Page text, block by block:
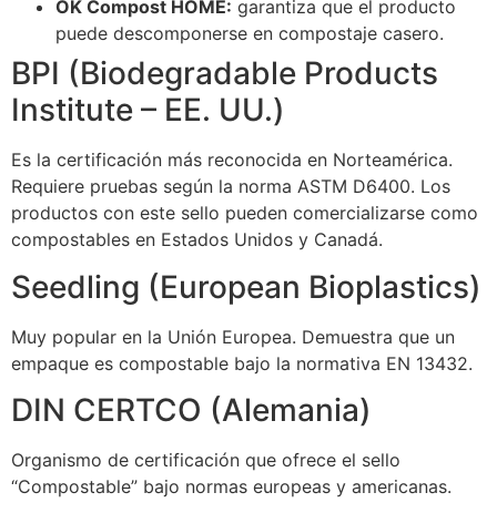
OK Compost HOME: garantiza que el producto
puede descomponerse en compostaje casero.
BPI (Biodegradable Products
Institute – EE. UU.)
Es la certificación más reconocida en Norteamérica.
Requiere pruebas según la norma ASTM D6400. Los
productos con este sello pueden comercializarse como
compostables en Estados Unidos y Canadá.
Seedling (European Bioplastics)
Muy popular en la Unión Europea. Demuestra que un
empaque es compostable bajo la normativa EN 13432.
DIN CERTCO (Alemania)
Organismo de certificación que ofrece el sello
“Compostable” bajo normas europeas y americanas.